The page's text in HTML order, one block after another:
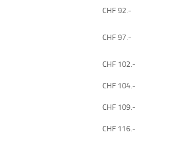
CHF 92.-
CHF 97.-
CHF 102.-
CHF 104.-
CHF 109.-
CHF 116.-